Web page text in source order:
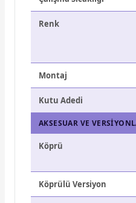
Renk
Montaj
Kutu Adedi
AKSESUAR VE
Köprü
Köprülü Versiyon